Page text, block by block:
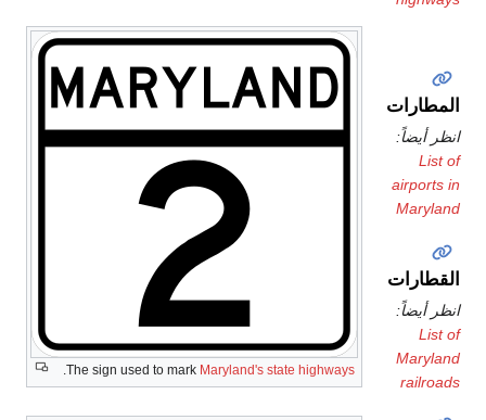
The sign used to mark Maryland's
.